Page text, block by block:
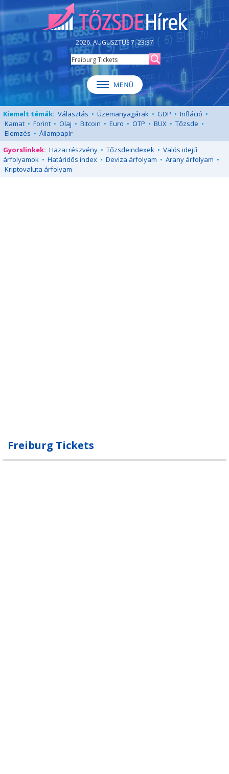
2026. AUGUSZTUS 7. 23:37
Kiemelt témák: Választás • Üzemanyagárak • GDP • Infláció •
Kamat • Forint • Olaj • Bitcoin • Euro • OTP • BUX • Tőzsde •
Elemzés • Állampapír
Gyorslinkek: Hazai részvény • Tőzsdeindexek • Valós idejű
árfolyamok • Határidős index • Deviza árfolyam • Arany árfolyam •
Kriptovaluta árfolyam
Freiburg Tickets